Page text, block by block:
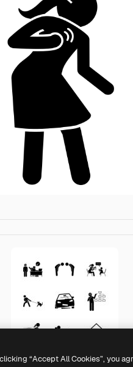
“Accept All Cookies”, you